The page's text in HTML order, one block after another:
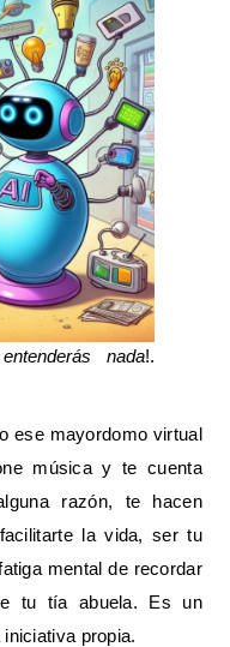
nada!.
ese mayordomo virtual
música y te cuenta
razón, te hacen
la vida, ser tu
mental de recordar
tu tía abuela. Es un
propia.